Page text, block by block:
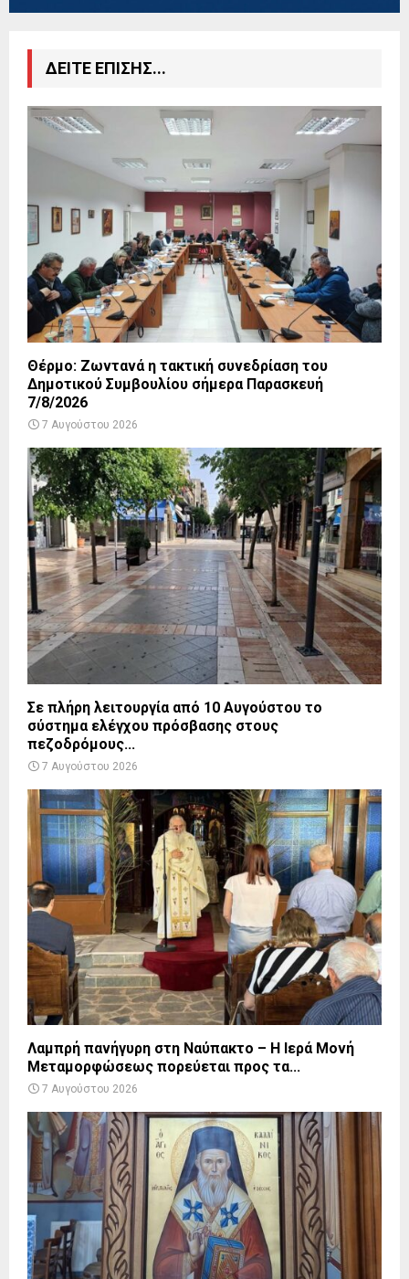
ΔΕΙΤΕ ΕΠΙΣΗΣ...
Θέρμο: Ζωντανά η τακτική συνεδρίαση του
Δημοτικού Συμβουλίου σήμερα Παρασκευή
7/8/2026
7 Αυγούστου 2026
Σε πλήρη λειτουργία από 10 Αυγούστου το
σύστημα ελέγχου πρόσβασης στους
πεζοδρόμους...
7 Αυγούστου 2026
Λαμπρή πανήγυρη στη Ναύπακτο – Η Ιερά Μονή
Μεταμορφώσεως πορεύεται προς τα...
7 Αυγούστου 2026